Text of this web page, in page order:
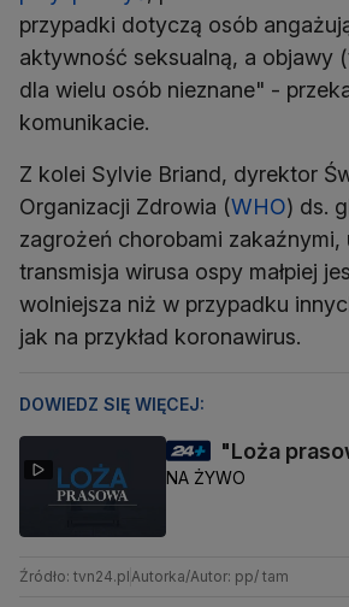
przypadki dotyczą osób
aktywność seksualną, a objawy
dla wielu osób nieznane" -
komunikacie.
Z kolei Sylvie Briand, dyrektor
Organizacji Zdrowia (WHO) ds.
zagrożeń chorobami zakaźnymi,
transmisja wirusa ospy małpiej
wolniejsza niż w przypadku
jak na przykład koronawirus.
DOWIEDZ SIĘ WIĘCEJ:
"Loża
NA ŻYWO
Źródło: tvn24.plAutorka/Autor: pp/ tam